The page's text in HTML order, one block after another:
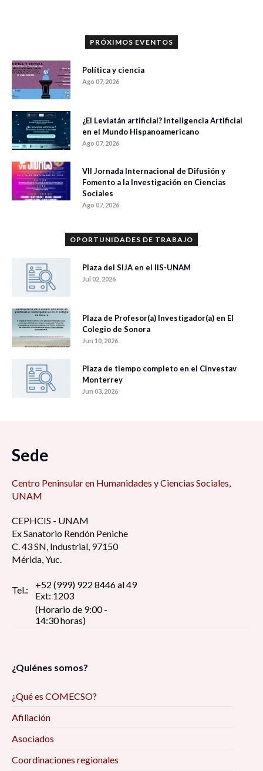
PRÓXIMOS EVENTOS
Política y ciencia
Ago 07, 2026
¿El Leviatán artificial? Inteligencia Artificial
en el Mundo Hispanoamericano
Ago 07, 2026
VII Jornada Internacional de Difusión y
Fomento a la Investigación en Ciencias
Sociales
Ago 07, 2026
OPORTUNIDADES DE TRABAJO
Plaza del SIJA en el IIS-UNAM
Jul 02, 2026
Plaza de Profesor(a) Investigador(a) en El
Colegio de Sonora
Jun 10, 2026
Plaza de tiempo completo en el Cinvestav
Monterrey
Jun 03, 2026
Sede
Centro Peninsular en Humanidades y Ciencias Sociales,
UNAM
CEPHCIS - UNAM
Ex Sanatorio Rendón Peniche
C. 43 SN, Industrial, 97150
Mérida, Yuc.
Tel.:
+52 (999) 922 8446 al 49
Ext: 1203
(Horario de 9:00 -
14:30 horas)
¿Quiénes somos?
¿Qué es COMECSO?
Afiliación
Asociados
Coordinaciones regionales